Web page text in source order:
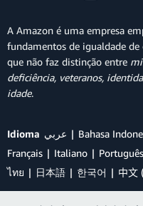
A Amazon é uma empresa
fundamentos de igualdade
que não faz distinção entre
deficiência, veteranos,
idade.
Idioma عربي Bahasa
Français
Italiano Português
ไทย
日本語 한국어 中文